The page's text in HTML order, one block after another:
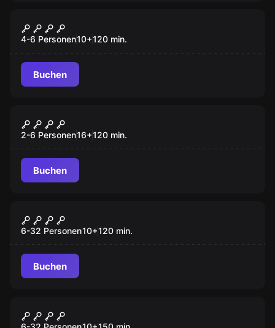
MISSION CHRISTMAS
4-6 Personen10+120 min.
Buchen
AUSGANGSSPERRE
2-6 Personen16+120 min.
Buchen
ABENTEUER WEIHNACHTSMARKT
6-32 Personen10+120 min.
Buchen
DAS MAGISCHE PORTAL